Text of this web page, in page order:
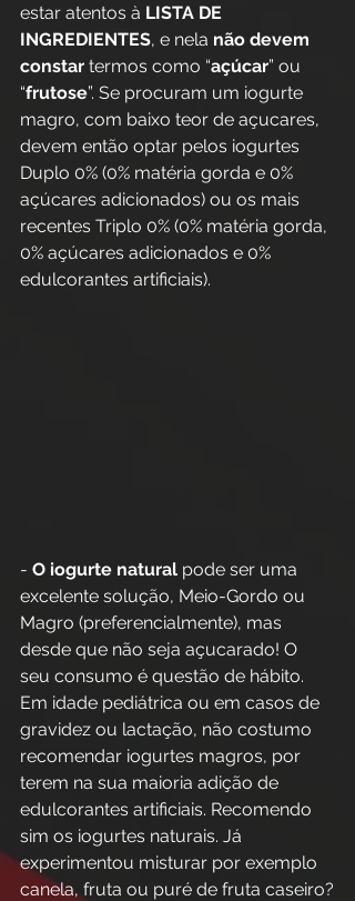
estar atentos à LISTA DE
INGREDIENTES, e nela não devem
constar termos como “açúcar” ou
“frutose”. Se procuram um iogurte
magro, com baixo teor de açucares,
devem então optar pelos iogurtes
Duplo 0% (0% matéria gorda e 0%
açúcares adicionados) ou os mais
recentes Triplo 0% (0% matéria gorda,
0% açúcares adicionados e 0%
edulcorantes artificiais).
- O iogurte natural pode ser uma
excelente solução, Meio-Gordo ou
Magro (preferencialmente), mas
desde que não seja açucarado! O
seu consumo é questão de hábito.
Em idade pediátrica ou em casos de
gravidez ou lactação, não costumo
recomendar iogurtes magros, por
terem na sua maioria adição de
edulcorantes artificiais. Recomendo
sim os iogurtes naturais. Já
experimentou misturar por exemplo
canela, fruta ou puré de fruta caseiro?